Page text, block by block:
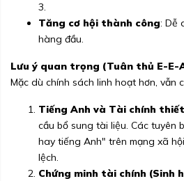
3.
Tăng cơ hội thành công: Dễ
hàng đầu.
Lưu ý quan trọng (Tuân thủ E-E-
Mặc dù chính sách linh hoạt hơn, vẫn
Tiếng Anh và Tài chính
cầu bổ sung tài liệu. Các tuyên
hay tiếng Anh" trên mạng xã
lệch.
Chứng minh tài chính (Sinh